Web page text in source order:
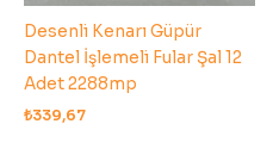
Desenli Kenarı Güpür
Dantel İşlemeli Fular Şal 12
Adet 2288mp
₺339,67